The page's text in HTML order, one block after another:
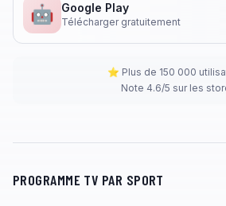
🤖 Google Play
Télécharger gratuitement
⭐ Plus de 150 000
Note 4.6/5 sur les
PROGRAMME TV PAR SPORT